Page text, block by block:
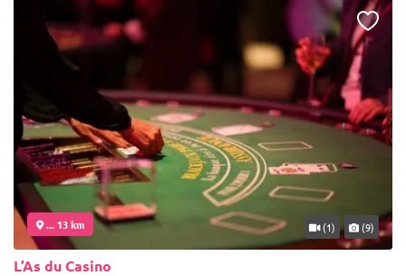
... 13 km (1) (9)
L’As du Casino